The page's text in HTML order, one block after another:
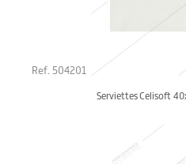
Ref. 504201
Serviettes Celisoft